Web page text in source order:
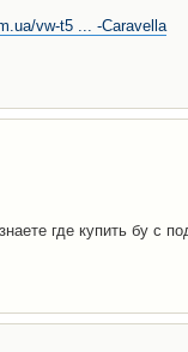
vw-t5 ... -Caravella
где купить бу с